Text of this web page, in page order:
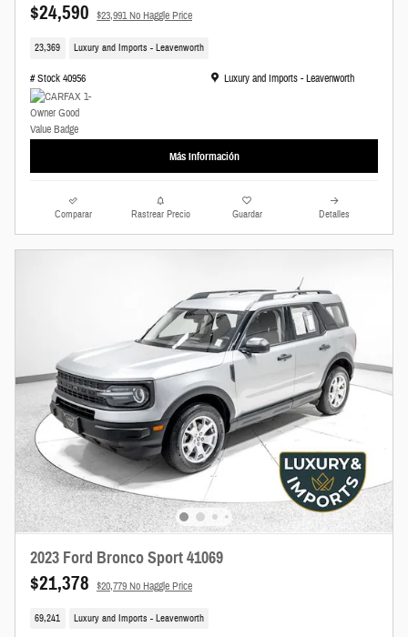
$24,590 $23,991 No Haggle Price
23,369 Luxury and Imports - Leavenworth
# Stock 40956 Ubicación: Luxury and Imports - Leavenworth
Luxury and Imports - Leavenworth
Más Información
Comparar Rastrear Precio Guardar Detalles
2023 Ford Bronco Sport 41069
$21,378 $20,779 No Haggle Price
69,241 Luxury and Imports - Leavenworth